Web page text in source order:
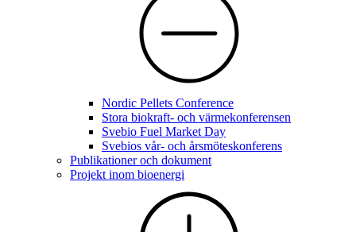
Nordic Pellets Conference
Stora biokraft- och värmekonferensen
Svebio Fuel Market Day
Svebios vår- och årsmöteskonferens
Publikationer och dokument
Projekt inom bioenergi